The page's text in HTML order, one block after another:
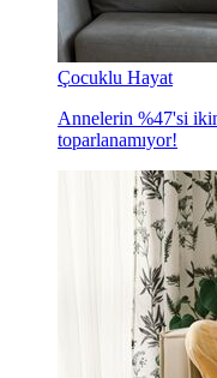
Çocuklu Hayat
Annelerin %47'si
toparlanamıyor!